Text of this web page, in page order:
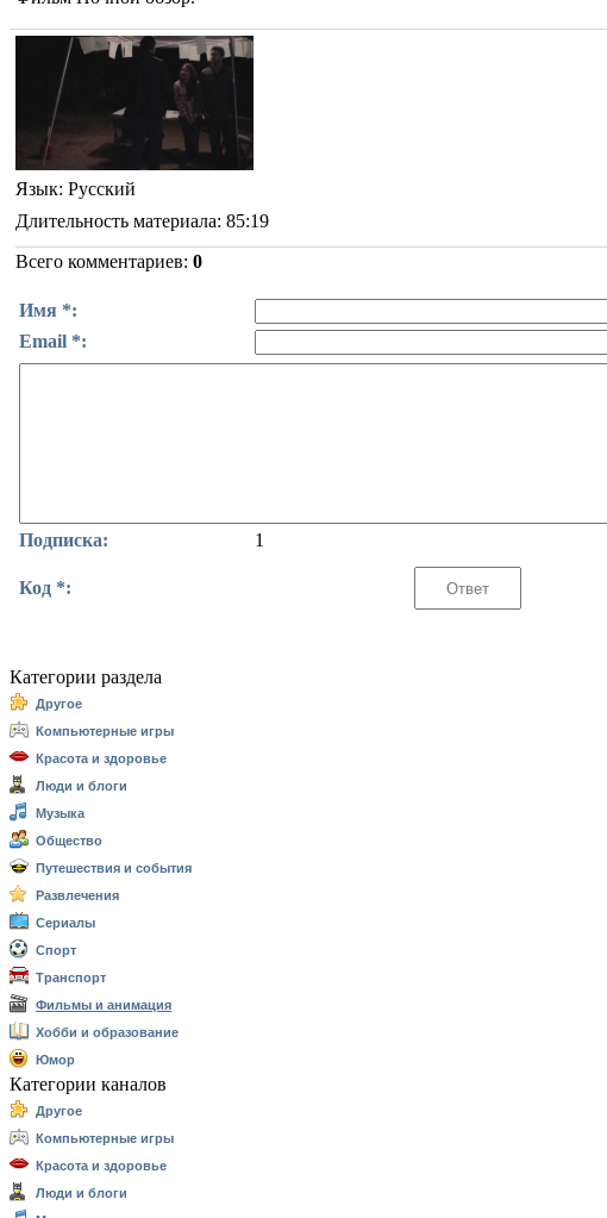
Язык: Русский
Длительность материала: 85:19
Всего комментариев: 0
Имя *:
Email *:
Подписка: 1
Код *:
Категории раздела
Другое
Компьютерные игры
Красота и здоровье
Люди и блоги
Музыка
Общество
Путешествия и события
Развлечения
Сериалы
Спорт
Транспорт
Фильмы и анимация
Хобби и образование
Юмор
Категории каналов
Другое
Компьютерные игры
Красота и здоровье
Люди и блоги